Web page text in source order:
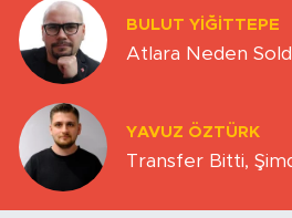
BULUT YİĞİTTEPE
Atlara Neden
YAVUZ ÖZTÜRK
Transfer Bitti,